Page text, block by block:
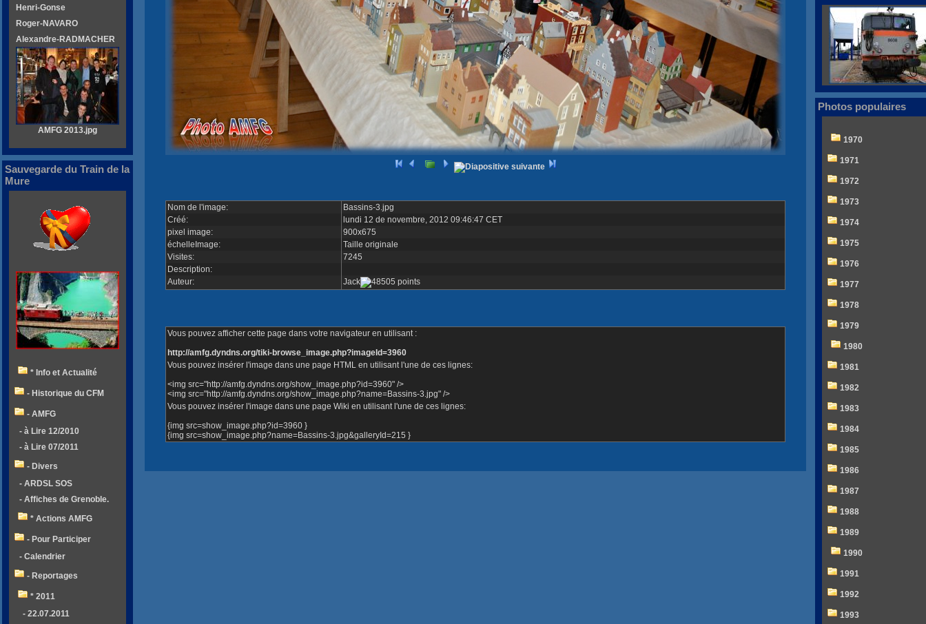
Nom de l'image:
Bassins-3.jpg
Créé:
lundi 12 de novembre, 2012 09:46:47 CET
pixel image:
900x675
échelleImage:
Taille originale
Visites:
7245
Description:
Auteur:
Jack
Vous pouvez afficher cette page dans votre navigateur en utilisant :
http://amfg.dyndns.org/tiki-browse_image.php?imageId=3960
Vous pouvez insérer l'image dans une page HTML en utilisant l'une de ces lignes:
<img src="http://amfg.dyndns.org/show_image.php?id=3960" />
<img src="http://amfg.dyndns.org/show_image.php?name=Bassins-3.jpg" />
Vous pouvez insérer l'image dans une page Wiki en utilisant l'une de ces lignes:
{img src=show_image.php?id=3960 }
{img src=show_image.php?name=Bassins-3.jpg&galleryId=215 }
Henri-Gonse
Roger-NAVARO
Alexandre-RADMACHER
AMFG 2013.jpg
Sauvegarde du Train de la
Mure
* Info et Actualité
- Historique du CFM
- AMFG
- à Lire 12/2010
- à Lire 07/2011
- Divers
- ARDSL SOS
- Affiches de Grenoble.
* Actions AMFG
- Pour Participer
- Calendrier
- Reportages
* 2011
- 22.07.2011
Photos populaires
1970
1971
1972
1973
1974
1975
1976
1977
1978
1979
1980
1981
1982
1983
1984
1985
1986
1987
1988
1989
1990
1991
1992
1993